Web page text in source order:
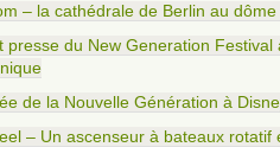
– la cathédrale de Berlin au
presse du New Generation
de la Nouvelle Génération à
– Un ascenseur à bateaux rotatif